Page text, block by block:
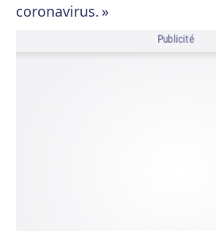
coronavirus. »
Publicité